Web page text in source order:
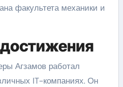
факультета механики и
Агзамов работал
IT-компаниях. Он